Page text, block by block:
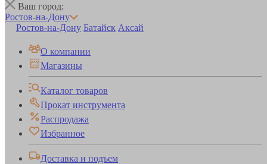
Ваш город:
Ростов-на-Дону
Ростов-на-Дону Батайск Аксай
О компании
Магазины
Каталог товаров
Прокат инструмента
Распродажа
Избранное
Доставка и подъем